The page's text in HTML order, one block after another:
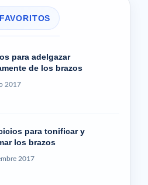
para adelgazar
de los brazos
2017
para tonificar y
los brazos
2017